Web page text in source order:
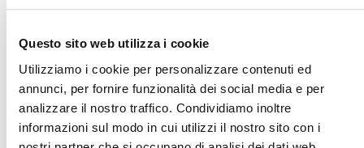
Questo sito web utilizza i cookie
Utilizziamo i cookie per personalizzare contenuti ed
annunci, per fornire funzionalità dei social media e per
analizzare il nostro traffico. Condividiamo inoltre
informazioni sul modo in cui utilizzi il nostro sito con i
Instagram–Facebook– Blog
Scritto da: